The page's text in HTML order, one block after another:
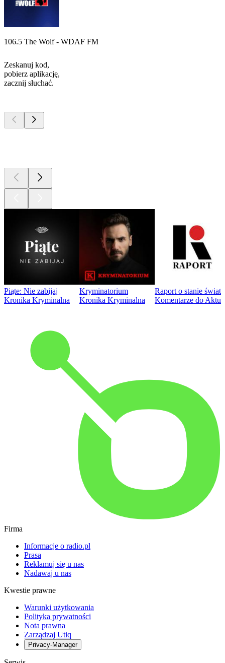
106.5 The Wolf - WDAF FM
Zeskanuj kod,
pobierz aplikację,
zacznij słuchać.
Piąte: Nie zabijaj
Kronika Kryminalna
Kryminatorium
Kronika Kryminalna
Raport o stanie
Komentarze do
Firma
Informacje o radio.pl
Prasa
Reklamuj się u nas
Nadawaj u nas
Kwestie prawne
Warunki użytkowania
Polityka prywatności
Nota prawna
Zarządzaj Utiq
Privacy-Manager